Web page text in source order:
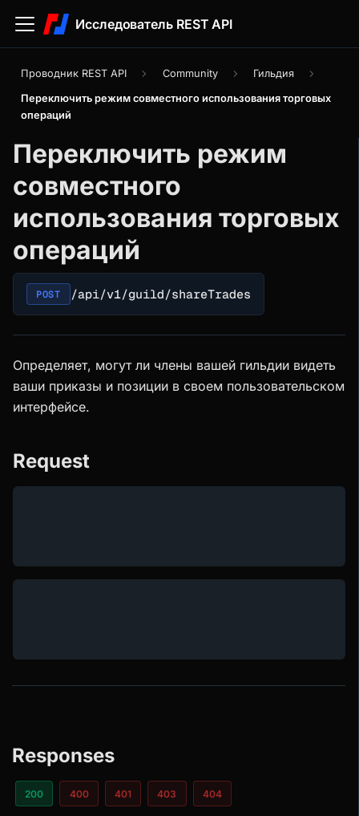
Исследователь REST API
Проводник REST API Community Гильдия
Переключить режим совместного использования торговых
операций
Переключить режим
совместного
использования торговых
операций
POST /api/v1/guild/shareTrades
Определяет, могут ли члены вашей гильдии видеть
ваши приказы и позиции в своем пользовательском
интерфейсе.
Request
Responses
200 400 401 403 404